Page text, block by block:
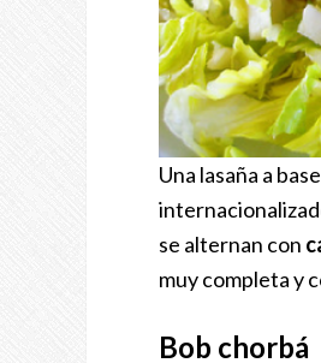
Una lasaña a
se alternan con
muy completa y
Bob chorbá